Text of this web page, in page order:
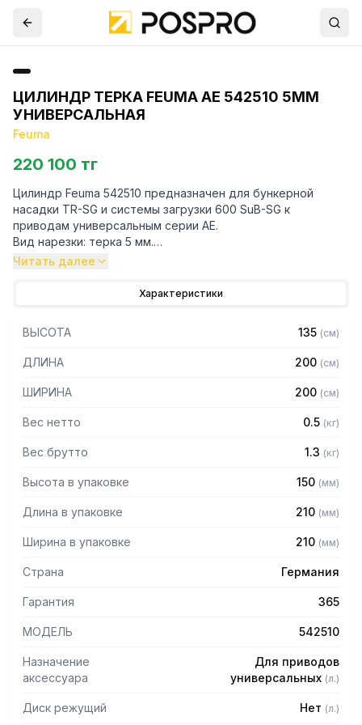
ЦИЛИНДР ТЕРКА FEUMA AE 542510 5ММ
УНИВЕРСАЛЬНАЯ
Feuma
220 100 тг
Цилиндр Feuma 542510 предназначен для бункерной
насадки TR-SG и системы загрузки 600 SuB-SG к
приводам универсальным серии AE.
Вид нарезки: терка 5 мм.
Версия с заостренными зубцами, для мелкой нарезки
орехов, цукатов и шоколада.
оборудованием просим обратиться к вашим менеджерам.
Читать далее
Характеристики
ВЫСОТА 135 (см)
ДЛИНА 200 (см)
ШИРИНА 200 (см)
Вес нетто 0.5 (кг)
Вес брутто 1.3 (кг)
Высота в упаковке 150 (мм)
Длина в упаковке 210 (мм)
Ширина в упаковке 210 (мм)
Страна Германия
Гарантия 365
МОДЕЛЬ 542510
Назначение
аксессуара
Для приводов
универсальных (л.)
Диск режущий Нет (л.)